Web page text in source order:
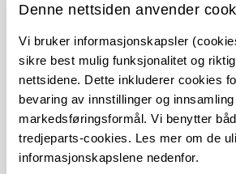
Denne nettsiden anvender
Vi bruker informasjonskapsler
sikre best mulig funksjonalitet og
nettsidene. Dette inkluderer cookies
bevaring av innstillinger og
markedsføringsformål. Vi benytter
tredjeparts-cookies. Les mer om de
informasjonskapslene nedenfor.
Om
Forskning og
Publikasjoner
Her